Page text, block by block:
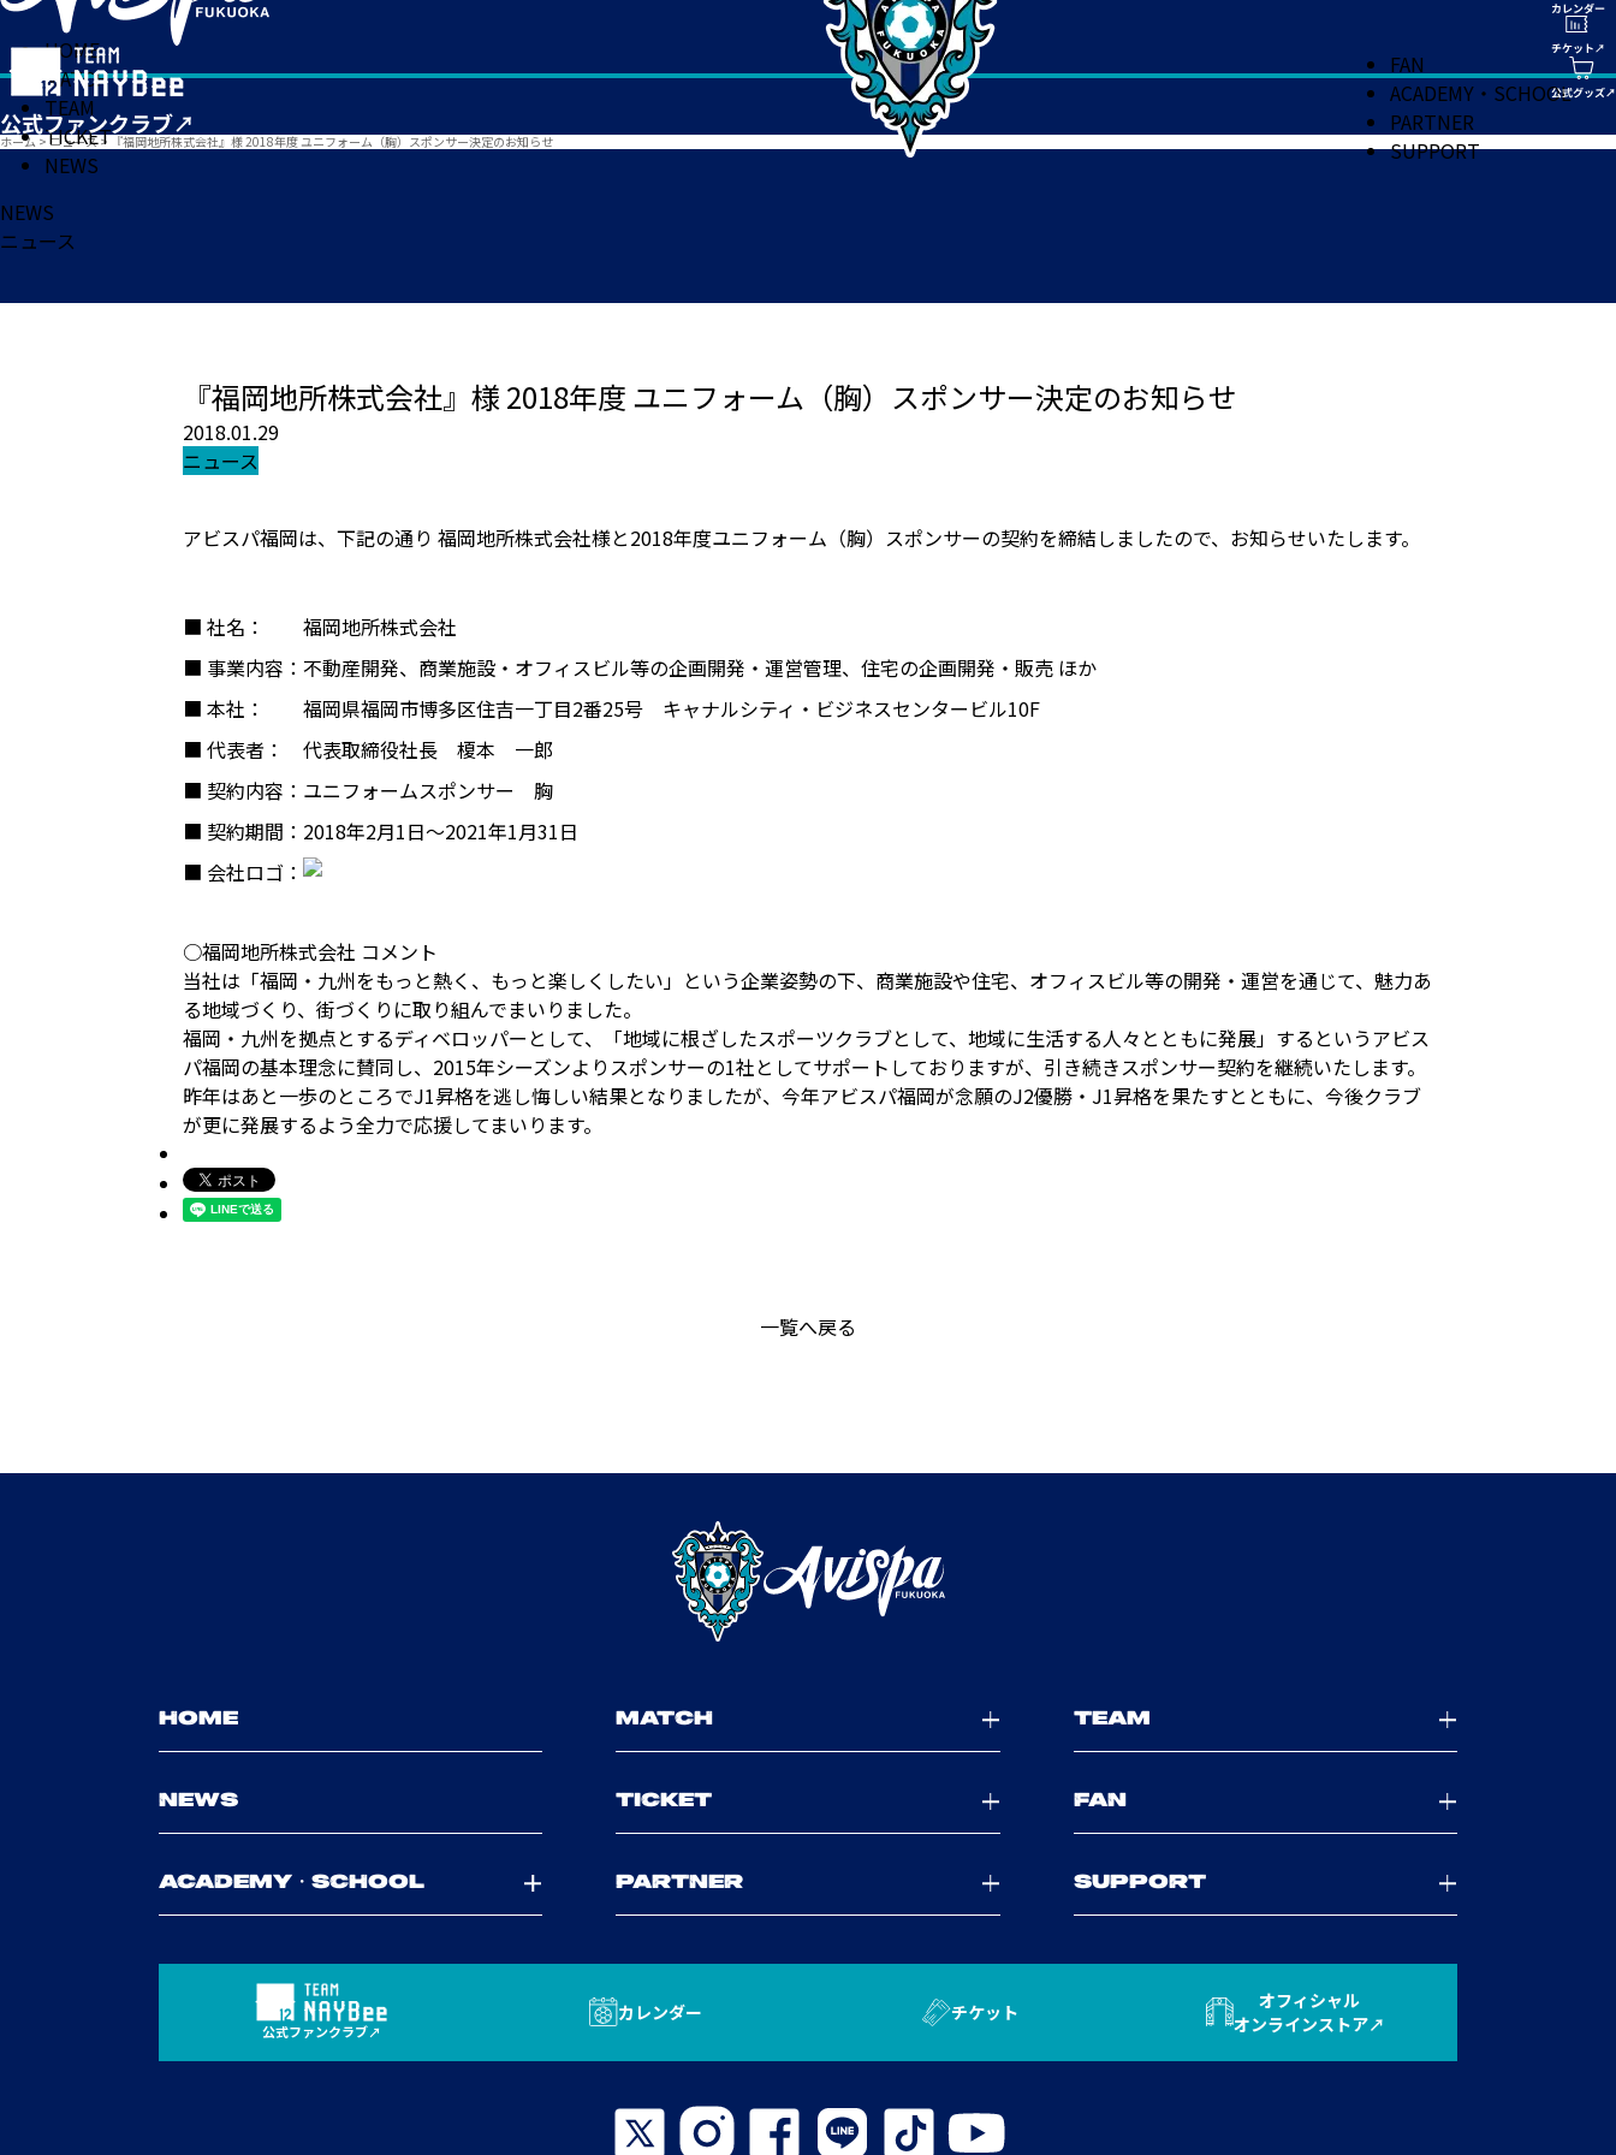
HOME
MATCH
TEAM
TICKET
NEWS
FAN
ACADEMY・SCHOOL
PARTNER
SUPPORT
ホーム > ニュース> 『福岡地所株式会社』様 2018年度 ユニフォーム（胸）スポンサー決定のお知らせ
NEWS
ニュース
『福岡地所株式会社』様 2018年度 ユニフォーム（胸）スポンサー決定のお知らせ
2018.01.29
ニュース
アビスパ福岡は、下記の通り 福岡地所株式会社様と2018年度ユニフォーム（胸）スポンサーの契約を締結しましたので、お知らせいたします。
■ 社名：
福岡地所株式会社
■ 事業内容： 不動産開発、商業施設・オフィスビル等の企画開発・運営管理、住宅の企画開発・販売 ほか
■ 本社：
福岡県福岡市博多区住吉一丁目2番25号 キャナルシティ・ビジネスセンタービル10F
■ 代表者：
代表取締役社長 榎本 一郎
■ 契約内容： ユニフォームスポンサー 胸
■ 契約期間： 2018年2月1日～2021年1月31日
■ 会社ロゴ：
○福岡地所株式会社 コメント
当社は「福岡・九州をもっと熱く、もっと楽しくしたい」という企業姿勢の下、商業施設や住宅、オフィスビル等の開発・運営を通じて、魅力あ
る地域づくり、街づくりに取り組んでまいりました。
福岡・九州を拠点とするディベロッパーとして、「地域に根ざしたスポーツクラブとして、地域に生活する人々とともに発展」するというアビス
パ福岡の基本理念に賛同し、2015年シーズンよりスポンサーの1社としてサポートしておりますが、引き続きスポンサー契約を継続いたします。
昨年はあと一歩のところでJ1昇格を逃し悔しい結果となりましたが、今年アビスパ福岡が念願のJ2優勝・J1昇格を果たすとともに、今後クラブ
が更に発展するよう全力で応援してまいります。
一覧へ戻る
HOME MATCH TEAM
NEWS TICKET FAN
ACADEMY・SCHOOL PARTNER SUPPORT
公式ファンクラブ
カレンダー チケット
オフィシャル
オンラインストア